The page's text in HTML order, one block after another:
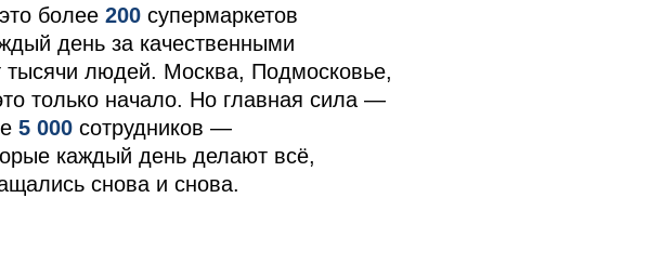
более 200 супермаркетов
день за качественными
тысячи людей. Москва, Подмосковье,
только начало. Но главная сила —
5 000 сотрудников —
каждый день делают всё,
снова и снова.